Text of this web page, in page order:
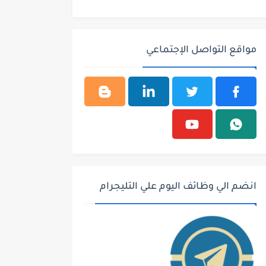
مواقع التواصل الإجتماعي
انضم الي وظائف اليوم علي التليجرام